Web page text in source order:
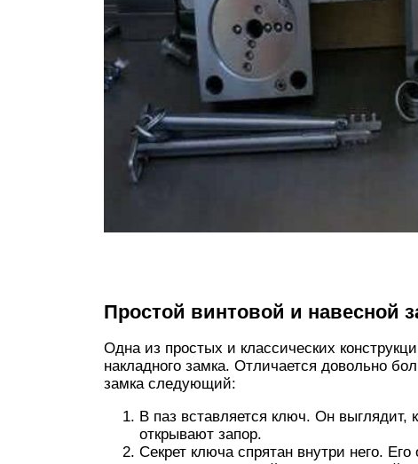
Простой винтовой и навесной
Одна из простых и классических
накладного замка. Отличается довольно
замка следующий:
В паз вставляется ключ. Он выглядит,
открывают запор.
Секрет ключа спрятан внутри него.